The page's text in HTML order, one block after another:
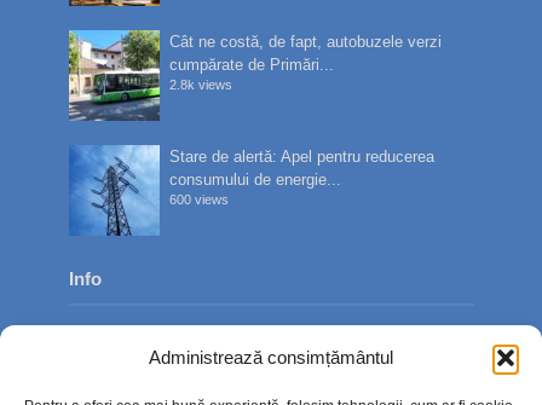
Administrează consimțământul
Cât ne costă, de fapt, autobuzele verzi
cumpărate de Primări...
2.8k views
Stare de alertă: Apel pentru reducerea
consumului de energie...
600 views
Info